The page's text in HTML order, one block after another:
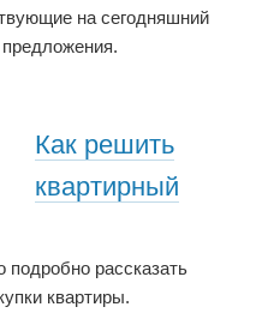
на сегодняшний
Как решить
квартирный
рассказать
квартиры.